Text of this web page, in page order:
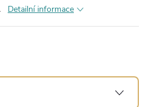
Detailní informace